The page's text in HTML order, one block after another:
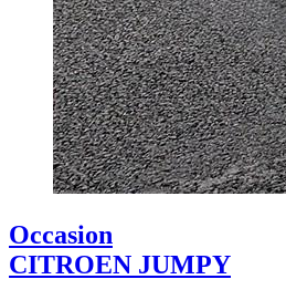
Occasion
CITROEN JUMPY